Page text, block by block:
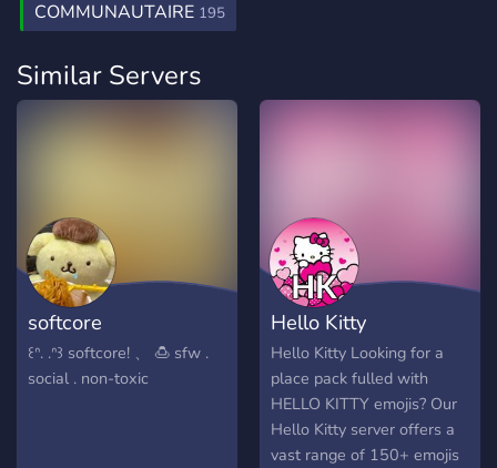
COMMUNAUTAIRE 195
Similar Servers
softcore
꒰ᐢ. .ᐢ꒱ softcore! 、 🍮 sfw .
social . non-toxic
Hello Kitty
Hello Kitty Looking for a
place pack fulled with
HELLO KITTY emojis? Our
Hello Kitty server offers a
vast range of 150+ emojis